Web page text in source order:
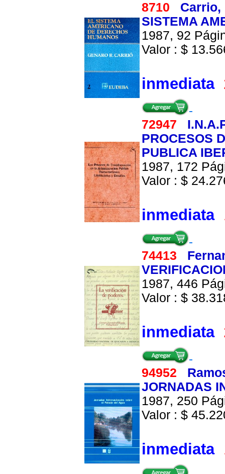
8710 Carrio,
SISTEMA
1987, 92
Valor : $
inmediata
72947
PROCESOS
PUBLICA
1987, 172
Valor : $
inmediata
74413
1987, 446
Valor : $
inmediata
94952
JORNADAS
1987, 250
Valor : $
inmediata